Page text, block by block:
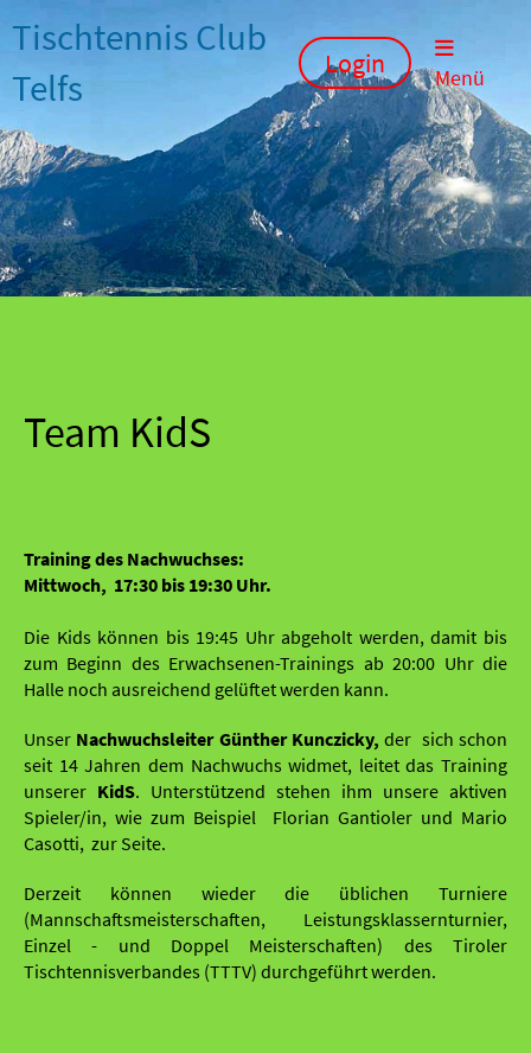
Tischtennis Club
Telfs
Login Menü
Team KidS
Training des Nachwuchses:
Mittwoch, 17:30 bis 19:30 Uhr.
Die Kids können bis 19:45 Uhr abgeholt werden, damit bis
zum Beginn des Erwachsenen-Trainings ab 20:00 Uhr die
Halle noch ausreichend gelüftet werden kann.
Unser Nachwuchsleiter Günther Kunczicky,der sich schon
seit 14 Jahren dem Nachwuchs widmet, leitet das Training
unserer KidS. Unterstützend stehen ihm unsere aktiven
Spieler/in, wie zum Beispiel Florian Gantioler und Mario
Casotti, zur Seite.
Derzeit können wieder die üblichen Turniere
(Mannschaftsmeisterschaften, Leistungsklassernturnier,
Einzel - und Doppel Meisterschaften) des Tiroler
Tischtennisverbandes (TTTV) durchgeführt werden.